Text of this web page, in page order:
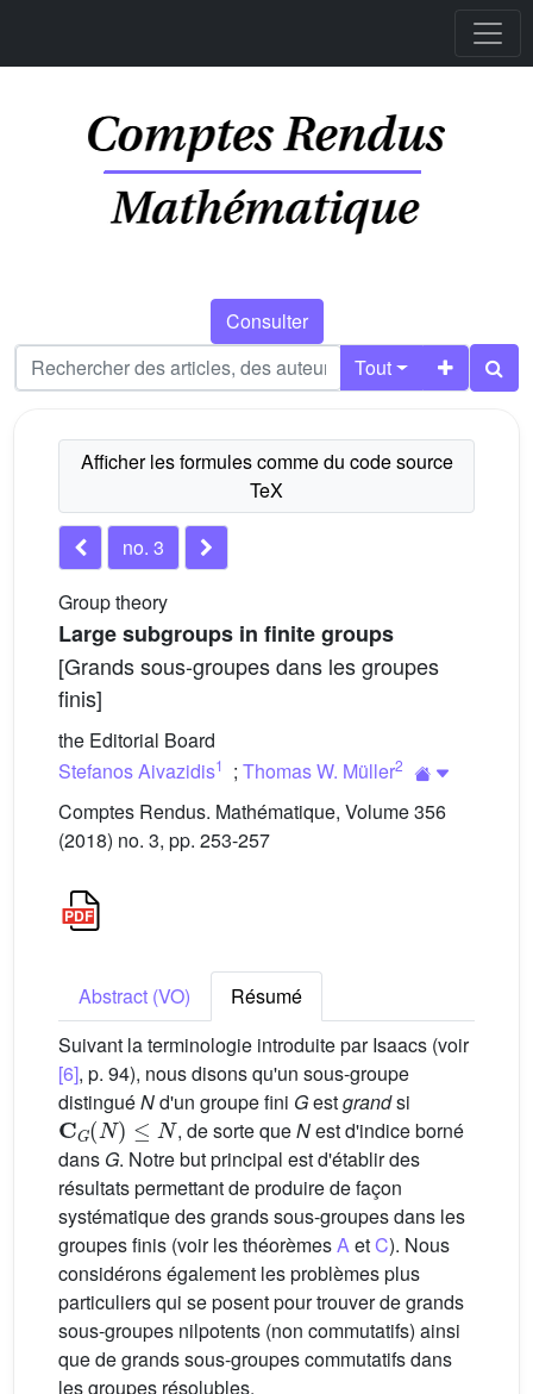
Consulter
Tout
no. 3
Group theory
Large subgroups in finite groups
[Grands sous-groupes dans les groupes
finis]
the Editorial Board
Stefanos Aivazidis1 ; Thomas W. Müller2
Comptes Rendus. Mathématique, Volume 356
(2018) no. 3, pp. 253-257
Abstract (VO)
Résumé
Suivant la terminologie introduite par Isaacs (voir
[6], p. 94), nous disons qu'un sous-groupe
distinguéNd'un groupe fini Gestgrandsi
CG(N)≤N
, de sorte queNest d'indice borné
dans G. Notre but principal est d'établir des
résultats permettant de produire de façon
systématique des grands sous-groupes dans les
groupes finis (voir les théorèmesAetC). Nous
considérons également les problèmes plus
particuliers qui se posent pour trouver de grands
sous-groupes nilpotents (non commutatifs) ainsi
que de grands sous-groupes commutatifs dans
les groupes résolubles.